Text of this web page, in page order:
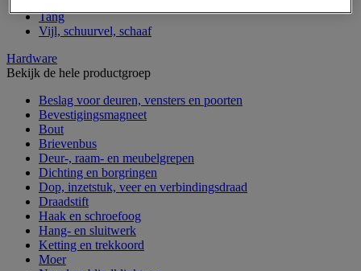
Tang
Vijl, schuurvel, schaaf
Hardware
Bekijk de hele productgroep
Beslag voor deuren, vensters en poorten
Bevestigingsmagneet
Bout
Brievenbus
Deur-, raam- en meubelgrepen
Dichting en borgringen
Dop, inzetstuk, veer en verbindingsdraad
Draadstift
Haak en schroefoog
Hang- en sluitwerk
Ketting en trekkoord
Moer